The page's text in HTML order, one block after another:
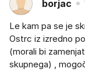
borjac
Le kam pa se je
Ostrc iz izredno
(morali bi
skupnega) ,